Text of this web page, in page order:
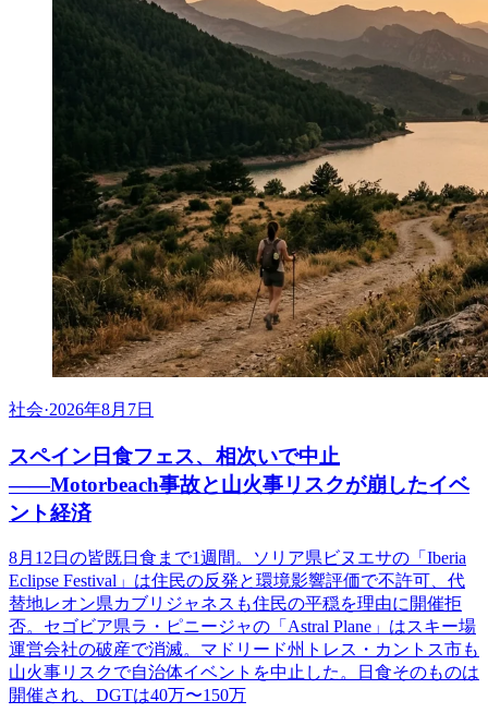
社会·2026年8月7日
スペイン日食フェス、相次いで中止
――Motorbeach事故と山火事リスクが崩したイベ
ント経済
8月12日の皆既日食まで1週間。ソリア県ビヌエサの「Iberia
Eclipse Festival」は住民の反発と環境影響評価で不許可、代
替地レオン県カブリジャネスも住民の平穏を理由に開催拒
否。セゴビア県ラ・ピニージャの「Astral Plane」はスキー場
運営会社の破産で消滅。マドリード州トレス・カントス市も
山火事リスクで自治体イベントを中止した。日食そのものは
開催され、DGTは40万〜150万